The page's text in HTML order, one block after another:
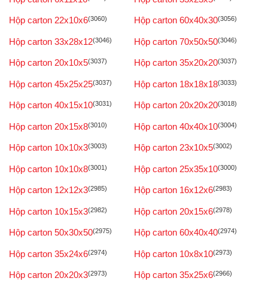
Hộp carton 22x10x6(3060) Hộp carton 60x40x30(3056)
Hộp carton 33x28x12(3046) Hộp carton 70x50x50(3046)
Hộp carton 20x10x5(3037) Hộp carton 35x20x20(3037)
Hộp carton 45x25x25(3037) Hộp carton 18x18x18(3033)
Hộp carton 40x15x10(3031) Hộp carton 20x20x20(3018)
Hộp carton 20x15x8(3010) Hộp carton 40x40x10(3004)
Hộp carton 10x10x3(3003) Hộp carton 23x10x5(3002)
Hộp carton 10x10x8(3001) Hộp carton 25x35x10(3000)
Hộp carton 12x12x3(2985) Hộp carton 16x12x6(2983)
Hộp carton 10x15x3(2982) Hộp carton 20x15x6(2978)
Hộp carton 50x30x50(2975) Hộp carton 60x40x40(2974)
Hộp carton 35x24x6(2974) Hộp carton 10x8x10(2973)
Hộp carton 20x20x3(2973) Hộp carton 35x25x6(2966)